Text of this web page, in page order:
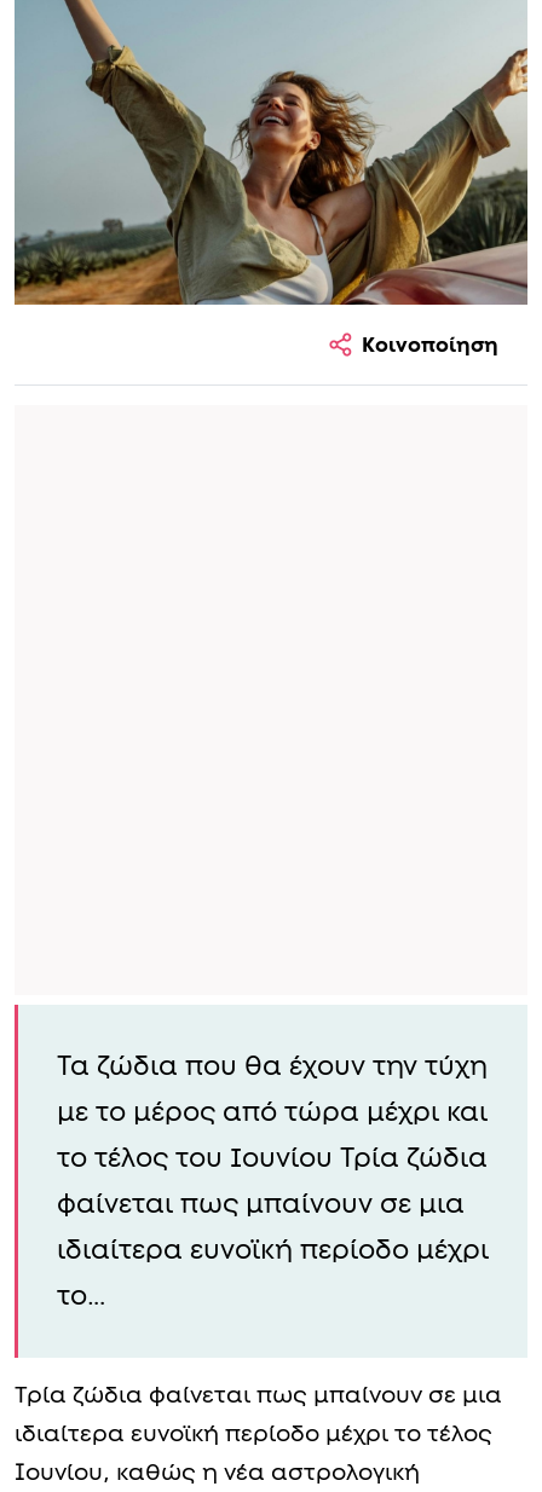
Κοινοποίηση
Τα ζώδια που θα έχουν την τύχη
με το μέρος από τώρα μέχρι και
το τέλος του Ιουνίου Τρία ζώδια
φαίνεται πως μπαίνουν σε μια
ιδιαίτερα ευνοϊκή περίοδο μέχρι
το…
Τρία ζώδια φαίνεται πως μπαίνουν σε μια
ιδιαίτερα ευνοϊκή περίοδο μέχρι το τέλος
Ιουνίου, καθώς η νέα αστρολογική